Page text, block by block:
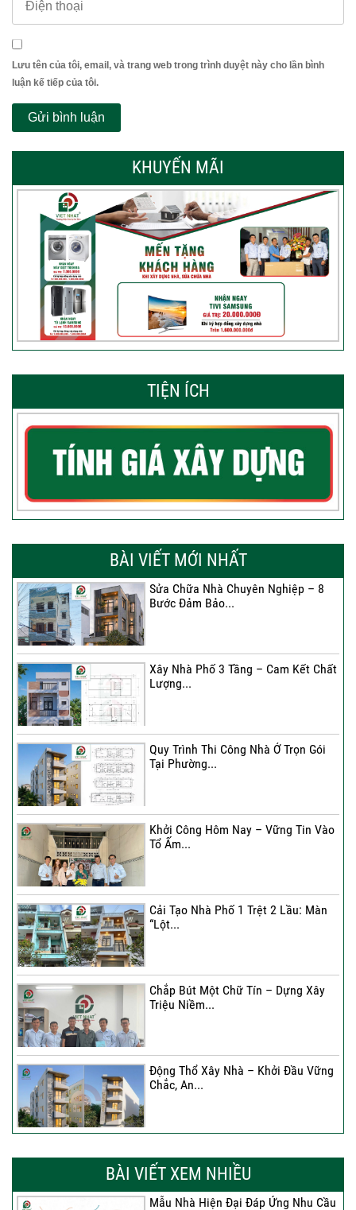
Lưu tên của tôi, email, và trang web trong trình duyệt này cho lần bình
luận kế tiếp của tôi.
KHUYẾN MÃI
TIỆN ÍCH
BÀI VIẾT MỚI NHẤT
Sửa Chữa Nhà Chuyên Nghiệp – 8
Bước Đảm Bảo...
Xây Nhà Phố 3 Tầng – Cam Kết Chất
Lượng...
Quy Trình Thi Công Nhà Ở Trọn Gói
Tại Phường...
Khởi Công Hôm Nay – Vững Tin Vào
Tổ Ấm...
Cải Tạo Nhà Phố 1 Trệt 2 Lầu: Màn
“Lột...
Chắp Bút Một Chữ Tín – Dựng Xây
Triệu Niềm...
Động Thổ Xây Nhà – Khởi Đầu Vững
Chắc, An...
Chắc Cho...
BÀI VIẾT XEM NHIỀU
Mẫu Nhà Hiện Đại Đáp Ứng Nhu Cầu